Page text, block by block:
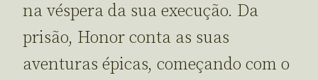
na véspera da sua execução. Da
prisão, Honor conta as suas
aventuras épicas, começando com o